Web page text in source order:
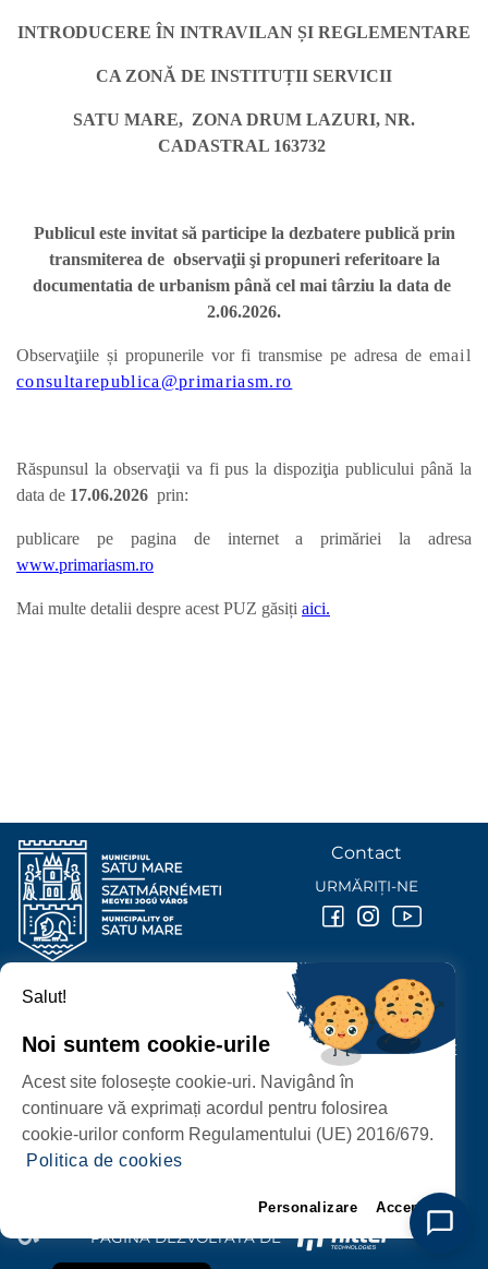
INTRODUCERE ÎN INTRAVILAN ȘI REGLEMENTARE
CA ZONĂ DE INSTITUȚII SERVICII
SATU MARE, ZONA DRUM LAZURI, NR.
CADASTRAL 163732
Publicul este invitat să participe la dezbatere publică prin
transmiterea de observaţii şi propuneri referitoare la
documentatia de urbanism până cel mai târziu la data de
2.06.2026.
Observaţiile și propunerile vor fi transmise pe adresa de email
consultarepublica@primariasm.ro
Răspunsul la observaţii va fi pus la dispoziţia publicului până la
data de 17.06.2026 prin:
publicare pe pagina de internet a primăriei la adresa
www.primariasm.ro
Mai multe detalii despre acest PUZ găsiți aici.
PROTECȚIA DATELOR PERSONALE
PAGINĂ DEZVOLTATĂ DE
PRIMĂRIA MUNICIPIULUI
P-ȚA 25 OCTOMBRIE, NR. 1 CORP M, 440026 SATU MARE
Contact
URMĂRIȚI-NE
Salut!
Noi suntem cookie-urile
Acest site folosește cookie-uri. Navigând în
continuare vă exprimați acordul pentru folosirea
cookie-urilor conform Regulamentului (UE) 2016/679.
Politica de cookies
Personalizare Accept